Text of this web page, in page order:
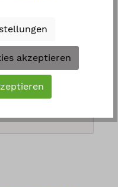
die oben
akzeptieren